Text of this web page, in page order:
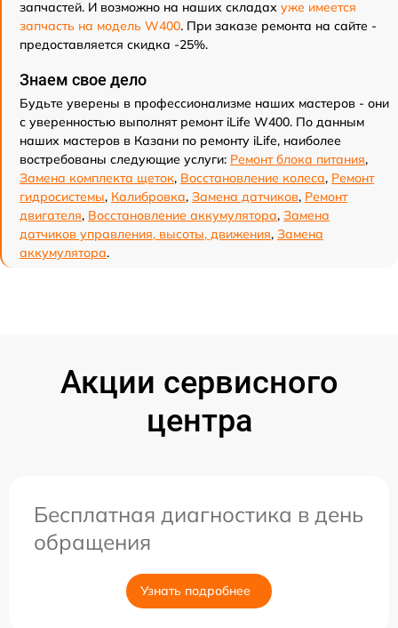
запчастей. И возможно на наших складах уже имеется
запчасть на модель W400. При заказе ремонта на сайте -
предоставляется скидка -25%.
Знаем свое дело
Будьте уверены в профессионализме наших мастеров - они
с уверенностью выполнят ремонт iLife W400. По данным
наших мастеров в Казани по ремонту iLife, наиболее
востребованы следующие услуги: Ремонт блока питания,
Замена комплекта щеток, Восстановление колеса, Ремонт
гидросистемы, Калибровка, Замена датчиков, Ремонт
двигателя, Восстановление аккумулятора, Замена
датчиков управления, высоты, движения, Замена
аккумулятора.
Акции сервисного
центра
Бесплатная диагностика в день
обращения
Узнать подробнее